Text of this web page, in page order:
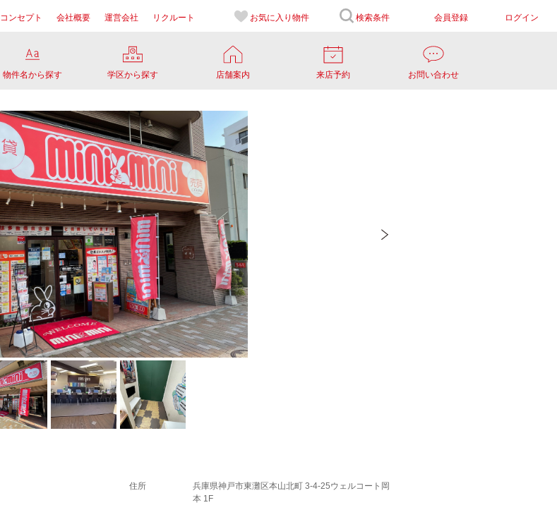
コンセプト 会社概要 運営会社 リクルート お気に入り 物件 検索条件 会員登録 ログイン
物件名から探す 学区から探す 店舗案内 来店予約 お問い合わせ
住所
兵庫県神戸市東灘区本山北町 3-4-25ウェルコート岡
本 1F